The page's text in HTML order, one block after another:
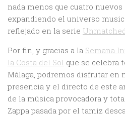
nada menos que cuatro nuevos
expandiendo el universo
reflejado en la serie
Por fin, y gracias a la Semana
la Costa del Sol que se celebra
Málaga, podremos disfrutar en
presencia y el directo de este
de la música provocadora y
Zappa pasada por el tamiz